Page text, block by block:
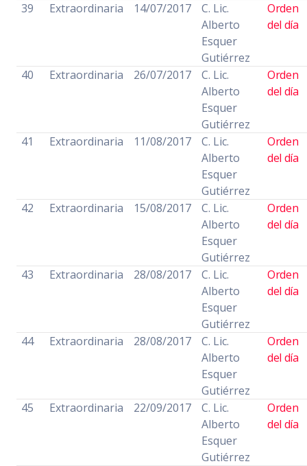
39 Extraordinaria 14/07/2017
C. Lic.
Alberto
Esquer
Gutiérrez
Orden
del día
40 Extraordinaria 26/07/2017
C. Lic.
Alberto
Esquer
Gutiérrez
Orden
del día
41 Extraordinaria 11/08/2017
C. Lic.
Alberto
Esquer
Gutiérrez
Orden
del día
42 Extraordinaria 15/08/2017
C. Lic.
Alberto
Esquer
Gutiérrez
Orden
del día
43 Extraordinaria 28/08/2017
C. Lic.
Alberto
Esquer
Gutiérrez
Orden
del día
44 Extraordinaria 28/08/2017
C. Lic.
Alberto
Esquer
Gutiérrez
Orden
del día
45 Extraordinaria 22/09/2017
C. Lic.
Alberto
Esquer
Gutiérrez
Orden
del día